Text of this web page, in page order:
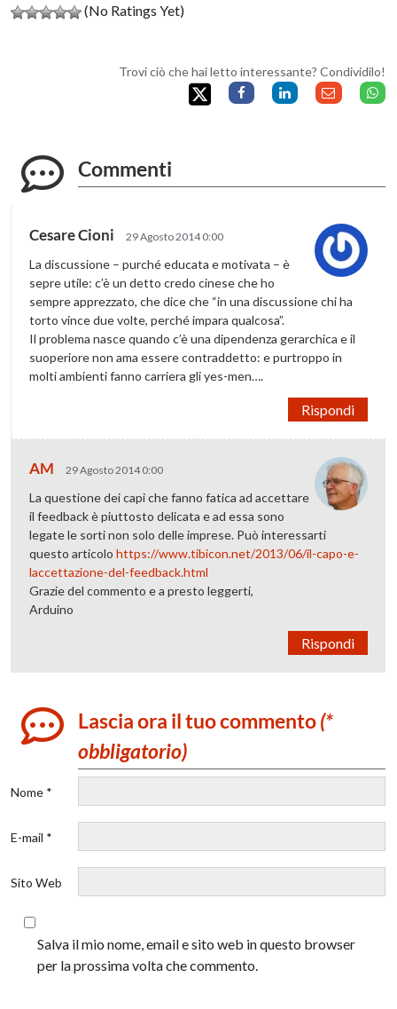
(No Ratings Yet)
Trovi ciò che hai letto interessante? Condividilo!
Commenti
Cesare Cioni 29 Agosto 2014 0:00
La discussione – purché educata e motivata – è
sepre utile: c’è un detto credo cinese che ho
sempre apprezzato, che dice che “in una discussione chi ha
torto vince due volte, perché impara qualcosa”.
Il problema nasce quando c’è una dipendenza gerarchica e il
suoperiore non ama essere contraddetto: e purtroppo in
molti ambienti fanno carriera gli yes-men….
Rispondi
AM 29 Agosto 2014 0:00
La questione dei capi che fanno fatica ad accettare
il feedback è piuttosto delicata e ad essa sono
legate le sorti non solo delle imprese. Può interessarti
questo articolohttps://www.tibicon.net/2013/06/il-capo-e-
laccettazione-del-feedback.html
Grazie del commento e a presto leggerti,
Arduino
Rispondi
Lascia ora il tuo commento(*
obbligatorio)
Nome *
E-mail *
Sito Web
Salva il mio nome, email e sito web in questo browser
per la prossima volta che commento.